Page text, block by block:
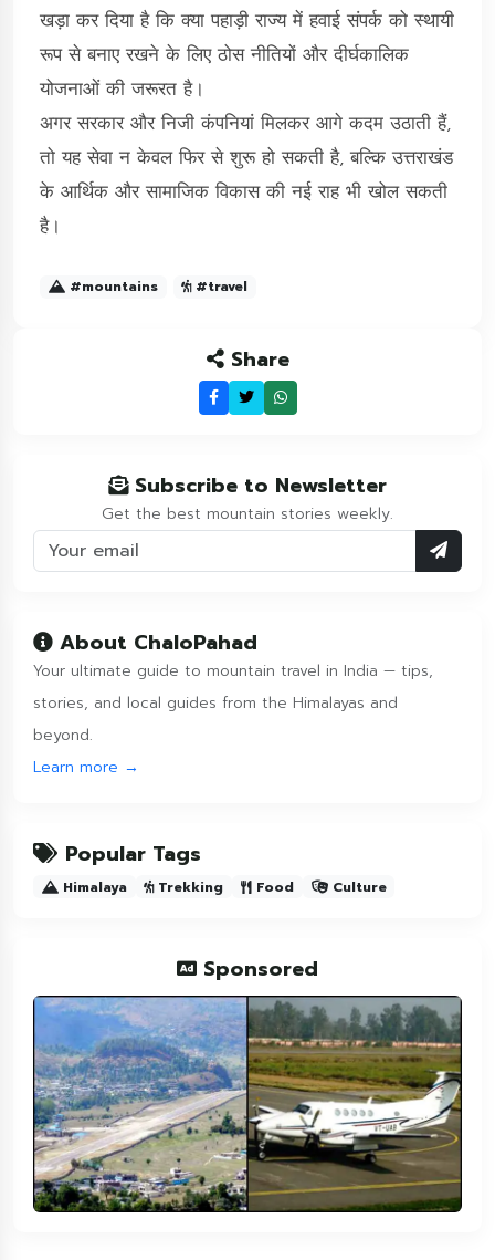
खड़ा कर दिया है कि क्या पहाड़ी राज्य में हवाई संपर्क को स्थायी
रूप से बनाए रखने के लिए ठोस नीतियों और दीर्घकालिक
योजनाओं की जरूरत है।
अगर सरकार और निजी कंपनियां मिलकर आगे कदम उठाती हैं,
तो यह सेवा न केवल फिर से शुरू हो सकती है, बल्कि उत्तराखंड
के आर्थिक और सामाजिक विकास की नई राह भी खोल सकती
है।
#mountains #travel
Share
Subscribe to Newsletter
Get the best mountain stories weekly.
About ChaloPahad
Your ultimate guide to mountain travel in India — tips,
stories, and local guides from the Himalayas and
beyond.
Learn more →
Popular Tags
Himalaya Trekking Food Culture
Sponsored